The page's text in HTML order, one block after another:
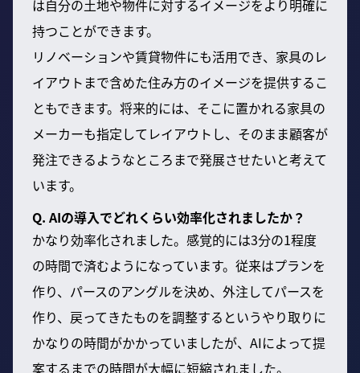
は自分の土地や物件に対するイメージをより明確に
持つことができます。
リノベーションや賃貸物件にも活用でき、家具のレ
イアウトまで含めた住み方のイメージを提供するこ
ともできます。将来的には、そこに置かれる家具の
メーカーも指定してレイアウトし、そのまま顧客が
発注できるようなところまで発展させたいと考えて
います。
Q. AIの導入でどれくらい効率化されましたか？
かなり効率化されました。感覚的には3分の1程度
の時間で済むようになっています。従来はプランを
作り、パースのアングルを決め、外注してパースを
作り、戻ってきたものを調整するというやり取りに
かなりの時間がかかっていましたが、AIによって提
案するまでの時間が大幅に短縮されました。